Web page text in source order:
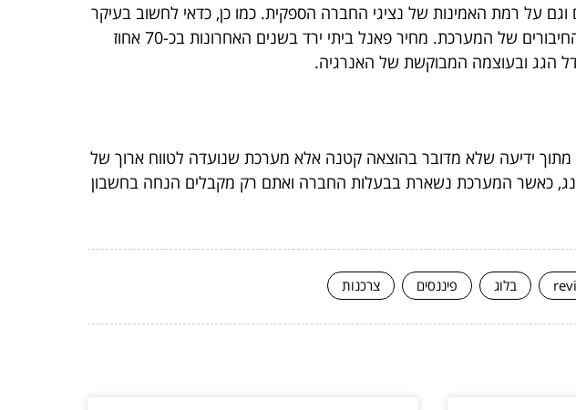
על רמת האמינות של נציגי החברה הספקית. כמו כן, כדאי לחשוב בעיקר
על החיסכון העתידי ולא רק על ההוצאה הכספית הנקודתית הנדרשת להתקנת הפאנלים והחיבורים של המערכת. מחיר פאנל ביתי ירד בשנים האחרונות בכ-70 אחוז
מתוך ידיעה שלא מדובר בהוצאה קטנה אלא מערכת שנועדה לטווח ארוך של
כאשר המערכת נשארת בבעלות החברה ואתם רק מקבלים הנחה בחשבון
בלוג פיננסים צרכנות